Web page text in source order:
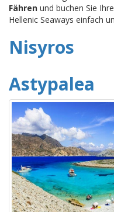
Fähren und buchen Sie
Hellenic Seaways einfach
Nisyros
Astypalea